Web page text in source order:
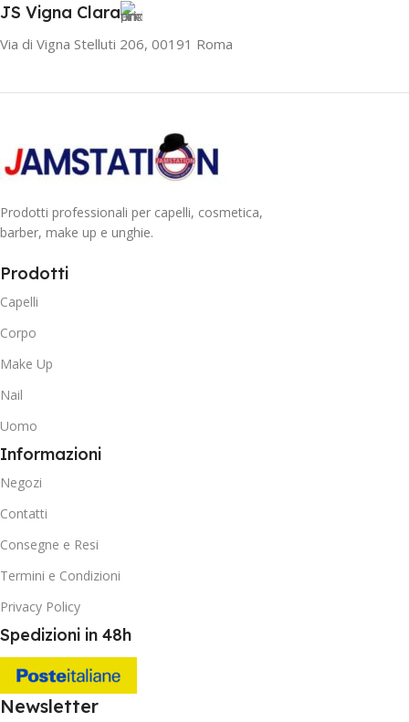
JS Vigna Clara
Via di Vigna Stelluti 206, 00191 Roma
Prodotti professionali per capelli, cosmetica,
barber, make up e unghie.
Prodotti
Capelli
Corpo
Make Up
Nail
Uomo
Informazioni
Negozi
Contatti
Consegne e Resi
Termini e Condizioni
Privacy Policy
Spedizioni in 48h
Newsletter